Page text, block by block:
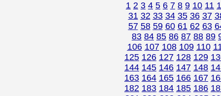
1 2 3 4 5 6 7 8 9 10 11
31 32 33 34 35 36 37
57 58 59 60 61 62 63
83 84 85 86 87 88 89
106 107 108 109 110
125 126 127 128 129
144 145 146 147 148
163 164 165 166 167
182 183 184 185 186